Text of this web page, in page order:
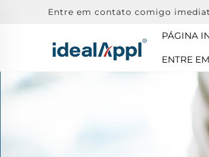
Entre em contato comigo
PÁGINA
ENTRE